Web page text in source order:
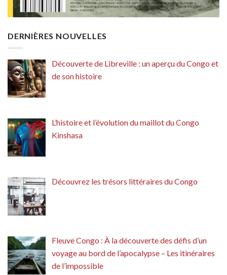
DERNIÈRES NOUVELLES
Découverte de Libreville : un aperçu du Congo et
de son histoire
L’histoire et l’évolution du maillot du Congo
Kinshasa
Découvrez les trésors littéraires du Congo
Fleuve Congo : À la découverte des défis d’un
voyage au bord de l’apocalypse – Les itinéraires
de l’impossible